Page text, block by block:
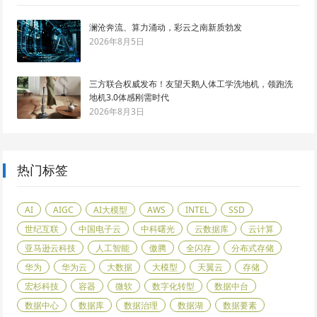
澜沧奔流、算力涌动，彩云之南新质勃发
2026年8月5日
三方联合权威发布！友望天鹅人体工学洗地机，领跑洗
地机3.0体感刚需时代
2026年8月3日
热门标签
AI AIGC AI大模型 AWS INTEL
SSD
世纪互联
中国电子云 中科曙光 云数据库
云计算
亚马逊云科技
人工智能 傲腾 全闪存
分布式存储
华为
华为云 大数据 大模型 天翼云
存储
宏杉科技
容器 微软 数字化转型
数据中台
数据中心
数据库 数据治理 数据湖 数据要素